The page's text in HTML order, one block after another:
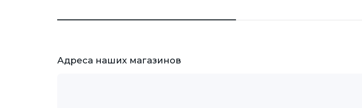
Адреса наших магазинов